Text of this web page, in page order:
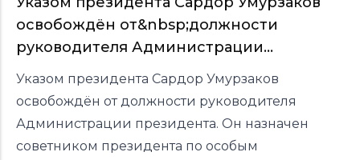
освобождён от&nbsp;должности
руководителя Администрации...
Указом президента Сардор Умурзаков
освобождён от должности руководителя
Администрации президента. Он назначен
советником президента по особым